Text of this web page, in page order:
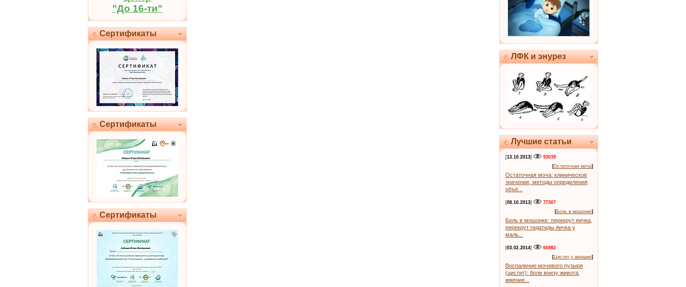
"До 16-ти"
Сертификаты
Сертификаты
Сертификаты
ЛФК и энурез
Лучшие статьи
[13.10.2013]
93039
[Остаточная моча]
Остаточная моча: клиническое
значение, методы определения
объё...
[08.10.2013]
77307
[Боль в мошонке]
Боль в мошонке: перекрут яичка,
перекрут гидатиды яичка у
маль...
[03.02.2014]
66982
[Цистит у женщин]
Воспаление мочевого пузыря
(цистит): боли внизу живота,
жжение...